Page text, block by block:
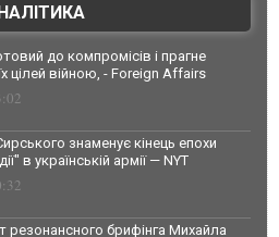
до компромісів і прагне
цілей війною, - Foreign Affairs
знаменує кінець епохи
в українській армії — NYT
резонансного брифінга Михайла